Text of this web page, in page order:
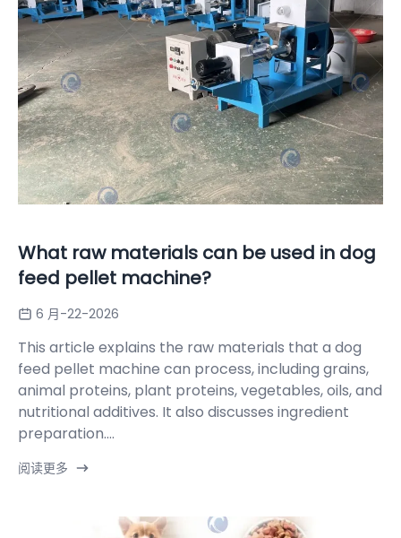
What raw materials can be used in dog
feed pellet machine?
6 月-22-2026
This article explains the raw materials that a dog
feed pellet machine can process, including grains,
animal proteins, plant proteins, vegetables, oils, and
nutritional additives. It also discusses ingredient
preparation....
阅读更多